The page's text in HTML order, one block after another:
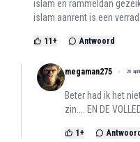
islam en rammeldan
islam aanrent is een
11+ Antwoord
megaman275 26
Beter had ik het
zin.... EN DE
1+ Antwoord